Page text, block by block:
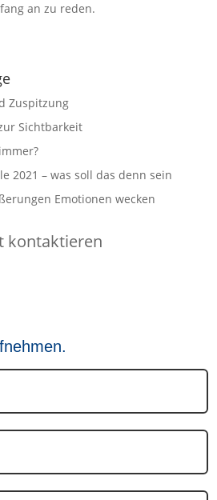
an zu reden.
Zuspitzung
Sichtbarkeit
2021 – was soll das denn sein
Emotionen wecken
kontaktieren